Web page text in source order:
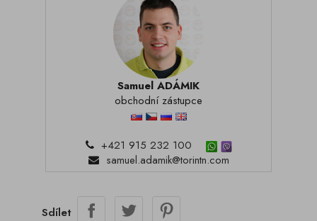
Samuel ADÁMIK
obchodní zástupce
+421 915 232 100
samuel.adamik@torintn.com
Sdílet